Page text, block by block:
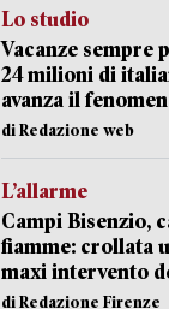
Lo studio
Vacanze sempre
24 milioni di
avanza il
di Redazione web
L’allarme
Campi Bisenzio,
fiamme: crollata
maxi intervento
di Redazione Firenze